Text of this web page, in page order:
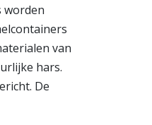
worden
van
hars.
De